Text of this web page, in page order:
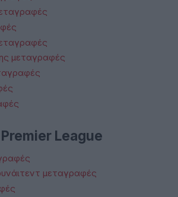
μεταγραφές
League
μεταγραφές